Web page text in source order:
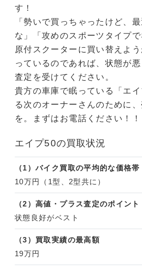
す！
「勢いで買っちゃったけど、
な」「攻めのスポーツタイプ
原付スクーターに買い替えよ
っているのであれば、状態が
査定を受けてください。
貴方の車庫で眠っている「エ
る次のオーナーさんのために
を。まずはお電話ください！！
エイプ50の買取状況
（1）バイク買取の平均的な価格帯
10万円（1型、2型共に）
（2）高値・プラス査定のポイント
状態良好がベスト
（3）買取実績の最高額
19万円